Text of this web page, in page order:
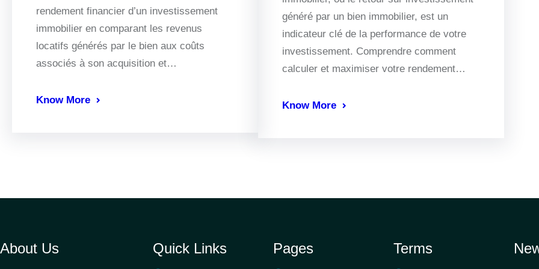
rendement financier d’un investissement
immobilier en comparant les revenus
locatifs générés par le bien aux coûts
associés à son acquisition et…
Know More
généré par un bien immobilier, est un
indicateur clé de la performance de votre
investissement. Comprendre comment
calculer et maximiser votre rendement…
Know More
About Us Quick Links Pages Terms